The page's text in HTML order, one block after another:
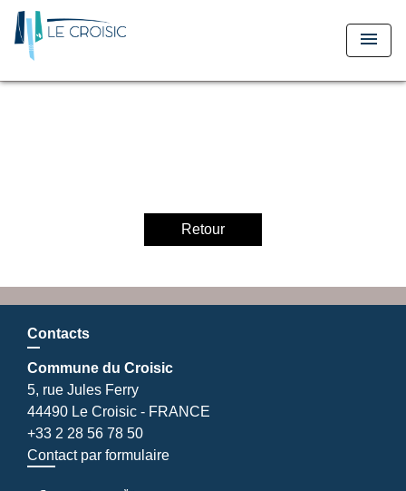
menu
Retour
Contacts
Commune du Croisic
5, rue Jules Ferry
44490 Le Croisic - FRANCE
+33 2 28 56 78 50
Contact par formulaire